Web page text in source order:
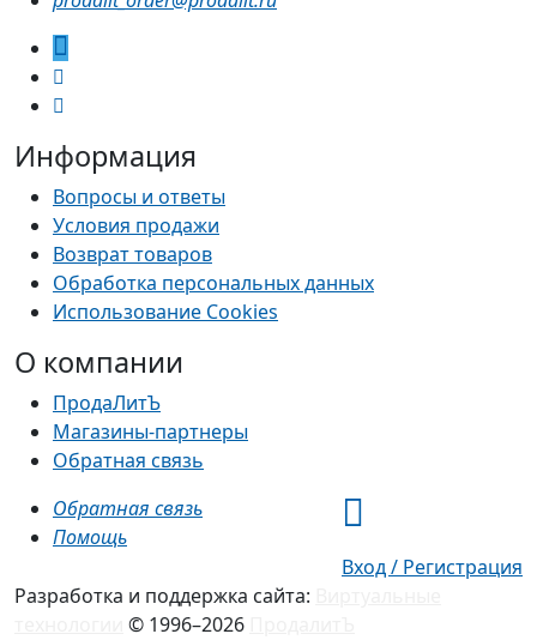
Информация
Вопросы и ответы
Условия продажи
Возврат товаров
Обработка персональных данных
Использование Cookies
О компании
ПродаЛитЪ
Магазины-партнеры
Обратная связь
Обратная связь
Помощь
Вход / Регистрация
Разработка и поддержка сайта:
© 1996–2026